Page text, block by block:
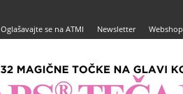
Oglašavajte se na ATMI Newsletter Webshop